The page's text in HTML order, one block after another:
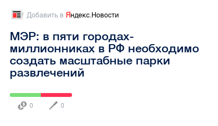
Добавить в Яндекс.Новости
МЭР: в пяти городах-
миллионниках в РФ необходимо
создать масштабные парки
развлечений
0 0